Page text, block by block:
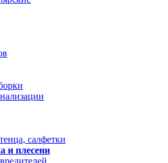
салфетки
и плесени